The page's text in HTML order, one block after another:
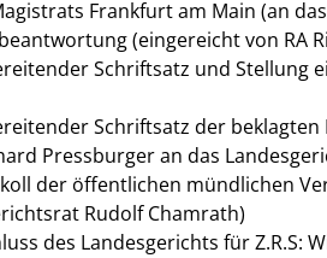
Frankfurt am Main (an
(eingereicht von RA
Schriftsatz und Stellung
Schriftsatz der
Pressburger an das
der öffentlichen mündlichen
Rudolf Chamrath)
des Landesgerichts für Z.R.S: